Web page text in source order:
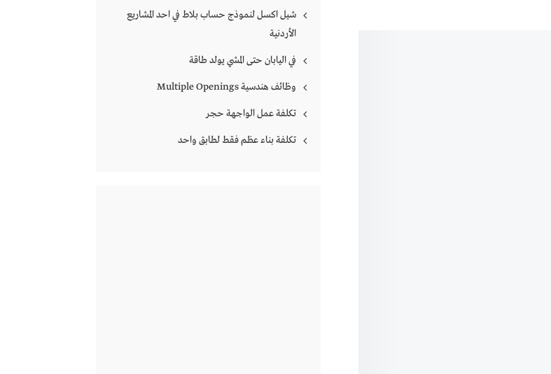
شيل اكسل لنموذج حساب بلاط في احد المشاريع
الأردنية
في اليابان حتى المشي يولد طاقة
وظائف هندسية Multiple Openings
تكلفة عمل الواجهة حجر
تكلفة بناء عظم فقط لطابق واحد